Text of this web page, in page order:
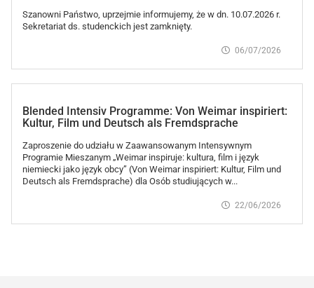
Szanowni Państwo, uprzejmie informujemy, że w dn. 10.07.2026 r.
Sekretariat ds. studenckich jest zamknięty.
06/07/2026
Blended Intensiv Programme: Von Weimar inspiriert:
Kultur, Film und Deutsch als Fremdsprache
Zaproszenie do udziału w Zaawansowanym Intensywnym
Programie Mieszanym „Weimar inspiruje: kultura, film i język
niemiecki jako język obcy” (Von Weimar inspiriert: Kultur, Film und
Deutsch als Fremdsprache) dla Osób studiujących w...
22/06/2026